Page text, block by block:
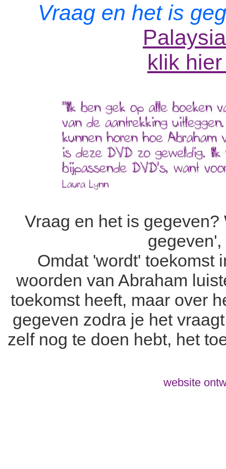
Vraag en het is
Palaysia
klik
Vraag en het is
Omdat 'wordt' toekomst
woorden van Abraham
toekomst heeft, maar over
gegeven zodra je het
zelf nog te doen hebt, het
website